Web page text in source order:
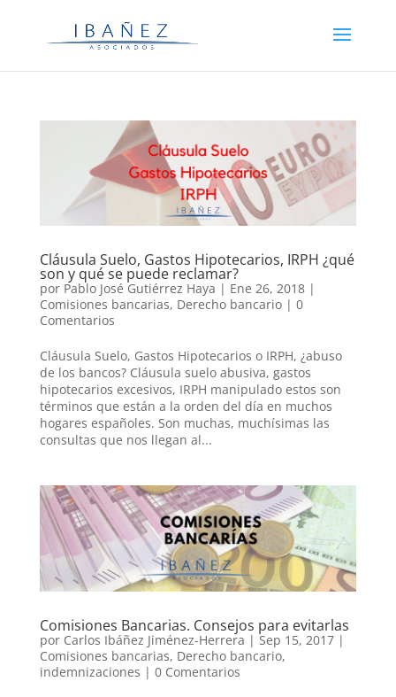
Cláusula Suelo, Gastos Hipotecarios, IRPH ¿qué
son y qué se puede reclamar?
por Pablo José Gutiérrez Haya | Ene 26, 2018|
Comisiones bancarias, Derecho bancario| 0
Comentarios
Cláusula Suelo, Gastos Hipotecarios o IRPH, ¿abuso
de los bancos? Cláusula suelo abusiva, gastos
hipotecarios excesivos, IRPH manipulado estos son
términos que están a la orden del día en muchos
hogares españoles. Son muchas, muchísimas las
consultas que nos llegan al...
Comisiones Bancarias. Consejos para evitarlas
por Carlos Ibáñez Jiménez-Herrera | Sep 15, 2017|
Comisiones bancarias, Derecho bancario,
indemnizaciones | 0 Comentarios